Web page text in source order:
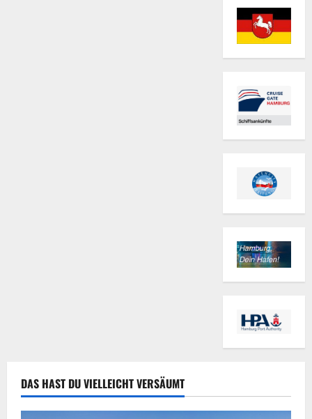
DAS HAST DU VIELLEICHT VERSÄUMT